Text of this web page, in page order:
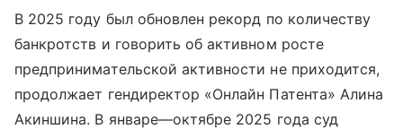
В 2025 году был обновлен рекорд по количеству
банкротств и говорить об активном росте
предпринимательской активности не приходится,
продолжает гендиректор «Онлайн Патента» Алина
Акиншина. В январе—октябре 2025 года суд